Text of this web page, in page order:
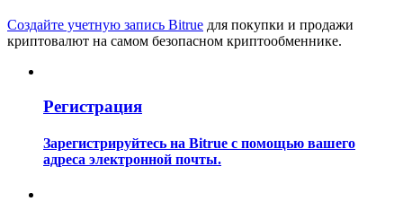
Гид
Создайте учетную запись Bitrue для покупки и продажи
криптовалют на самом безопасном криптообменнике.
Регистрация
Зарегистрируйтесь на Bitrue с помощью вашего
адреса электронной почты.